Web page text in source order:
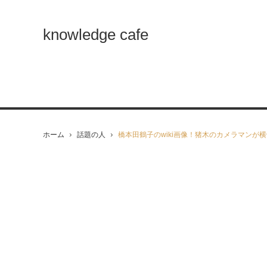
knowledge cafe
ホーム 話題の人 橋本田鶴子のwiki画像！猪木のカメラマンが